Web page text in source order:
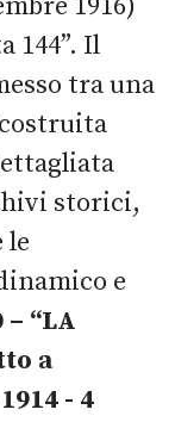
1916)
144”. Il
tra una
storici,
le
e
– “LA
a
- 4